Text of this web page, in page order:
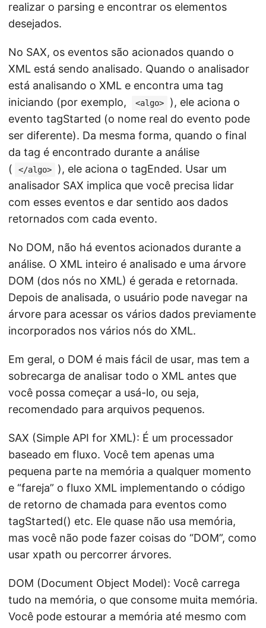
realizar o parsing e encontrar os elementos
desejados.
No SAX, os eventos são acionados quando o
XML está sendo analisado. Quando o analisador
está analisando o XML e encontra uma tag
iniciando (por exemplo,
<algo>
), ele aciona o
evento tagStarted (o nome real do evento pode
ser diferente). Da mesma forma, quando o final
da tag é encontrado durante a análise
(
</algo>
), ele aciona o tagEnded. Usar um
analisador SAX implica que você precisa lidar
com esses eventos e dar sentido aos dados
retornados com cada evento.
No DOM, não há eventos acionados durante a
análise. O XML inteiro é analisado e uma árvore
DOM (dos nós no XML) é gerada e retornada.
Depois de analisada, o usuário pode navegar na
árvore para acessar os vários dados previamente
incorporados nos vários nós do XML.
Em geral, o DOM é mais fácil de usar, mas tem a
sobrecarga de analisar todo o XML antes que
você possa começar a usá-lo, ou seja,
recomendado para arquivos pequenos.
SAX (Simple API for XML): É um processador
baseado em fluxo. Você tem apenas uma
pequena parte na memória a qualquer momento
e “fareja” o fluxo XML implementando o código
de retorno de chamada para eventos como
tagStarted() etc. Ele quase não usa memória,
mas você não pode fazer coisas do “DOM”, como
usar xpath ou percorrer árvores.
DOM (Document Object Model): Você carrega
tudo na memória, o que consome muita memória.
Você pode estourar a memória até mesmo com